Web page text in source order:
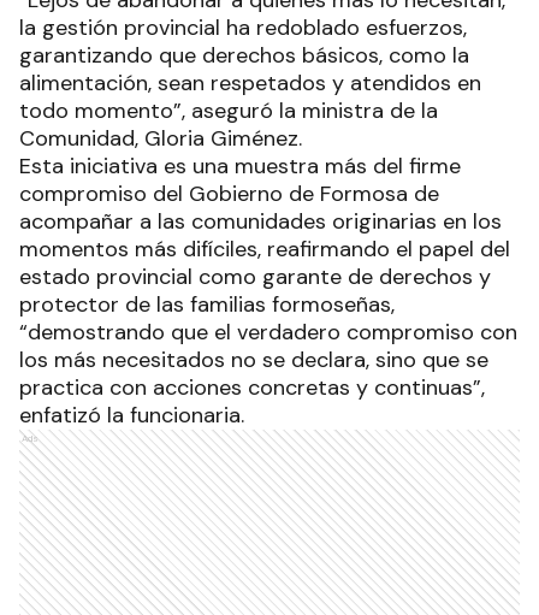
la gestión provincial ha redoblado esfuerzos,
garantizando que derechos básicos, como la
alimentación, sean respetados y atendidos en
todo momento”, aseguró la ministra de la
Comunidad, Gloria Giménez.
Esta iniciativa es una muestra más del firme
compromiso del Gobierno de Formosa de
acompañar a las comunidades originarias en los
momentos más difíciles, reafirmando el papel del
estado provincial como garante de derechos y
protector de las familias formoseñas,
“demostrando que el verdadero compromiso con
los más necesitados no se declara, sino que se
practica con acciones concretas y continuas”,
enfatizó la funcionaria.
Ads